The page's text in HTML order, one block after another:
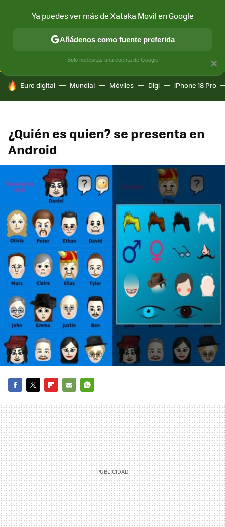
CONECTIVIDAD MÓVIL Y SOCIEDAD APLICACIONES
HOY SE HABLA DE
Euro digital Mundial Móviles Digi iPhone 18 Pro
¿Quién es quien? se presenta en
Android
MAIL
×
Ya puedes ver más de Xataka Movil en Google
Añádenos como fuente preferida
Solo necesitas una cuenta de Google